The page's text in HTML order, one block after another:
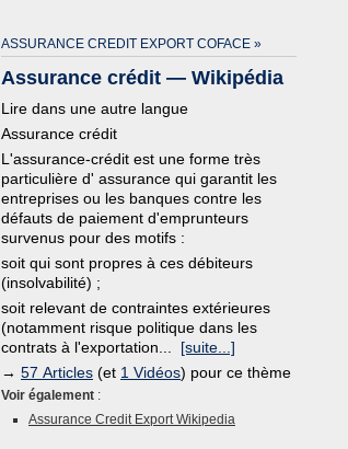
ASSURANCE CREDIT EXPORT COFACE »
Assurance crédit — Wikipédia
Lire dans une autre langue
Assurance crédit
L'assurance-crédit est une forme très
particulière d' assurance qui garantit les
entreprises ou les banques contre les
défauts de paiement d'emprunteurs
survenus pour des motifs :
soit qui sont propres à ces débiteurs
(insolvabilité) ;
soit relevant de contraintes extérieures
(notamment risque politique dans les
contrats à l'exportation... [suite...]
→ 57 Articles (et 1 Vidéos) pour ce thème
Voir également :
Assurance Credit Export Wikipedia